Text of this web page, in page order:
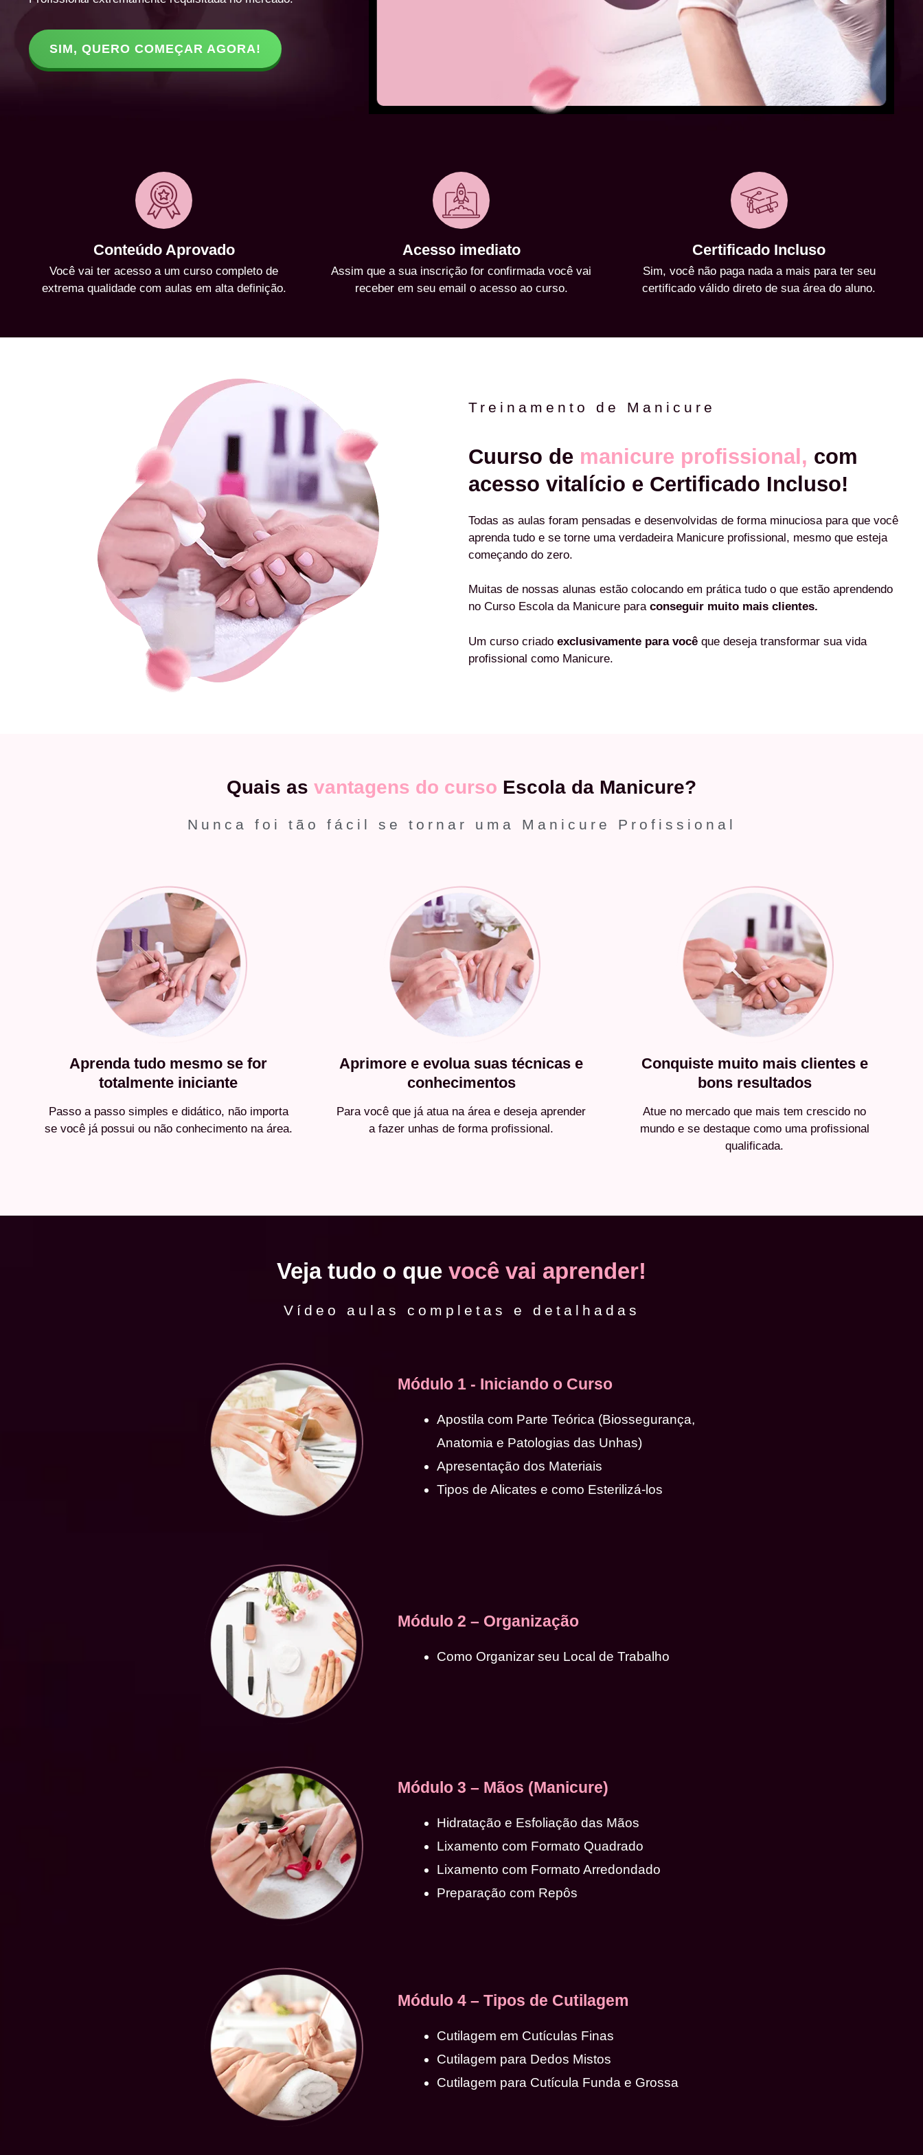
SIM, QUERO COMEÇAR AGORA!
Conteúdo Aprovado
Você vai ter acesso a um curso completo de
extrema qualidade com aulas em alta definição.
Acesso imediato
Assim que a sua inscrição for confirmada você vai
receber em seu email o acesso ao curso.
Certificado Incluso
Sim, você não paga nada a mais para ter seu
certificado válido direto de sua área do aluno.
Treinamento de Manicure
Cuurso de manicure profissional, com
acesso vitalício e Certificado Incluso!
Todas as aulas foram pensadas e desenvolvidas de forma minuciosa para que você
aprenda tudo e se torne uma verdadeira Manicure profissional, mesmo que esteja
começando do zero.
Muitas de nossas alunas estão colocando em prática tudo o que estão aprendendo
no Curso Escola da Manicure para conseguir muito mais clientes.
Um curso criado exclusivamente para você que deseja transformar sua vida
profissional como Manicure.
Quais as vantagens do curso Escola da Manicure?
Nunca foi tão fácil se tornar uma Manicure Profissional
Aprenda tudo mesmo se for
totalmente iniciante
Passo a passo simples e didático, não importa
se você já possui ou não conhecimento na área.
Aprimore e evolua suas técnicas e
conhecimentos
Para você que já atua na área e deseja aprender
a fazer unhas de forma profissional.
Conquiste muito mais clientes e
bons resultados
Atue no mercado que mais tem crescido no
mundo e se destaque como uma profissional
qualificada.
Veja tudo o que você vai aprender!
Vídeo aulas completas e detalhadas
Módulo 1 - Iniciando o Curso
Apostila com Parte Teórica (Biossegurança,
Anatomia e Patologias das Unhas)
Apresentação dos Materiais
Tipos de Alicates e como Esterilizá-los
Módulo 2 – Organização
Como Organizar seu Local de Trabalho
Módulo 3 – Mãos (Manicure)
Hidratação e Esfoliação das Mãos
Lixamento com Formato Quadrado
Lixamento com Formato Arredondado
Preparação com Repôs
Módulo 4 – Tipos de Cutilagem
Cutilagem em Cutículas Finas
Cutilagem para Dedos Mistos
Cutilagem para Cutícula Funda e Grossa